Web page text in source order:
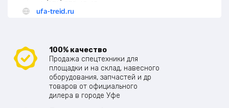
100% качество
Продажа спецтехники для
площадки и на склад, навесного
оборудования, запчастей и др
товаров от официального
дилера в городе Уфе